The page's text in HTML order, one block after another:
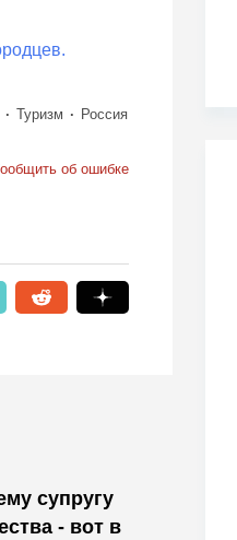
Туризм Россия
об ошибке
супругу
- вот в